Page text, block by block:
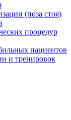
(поза стоя)
процедур
пациентов
и тренировок